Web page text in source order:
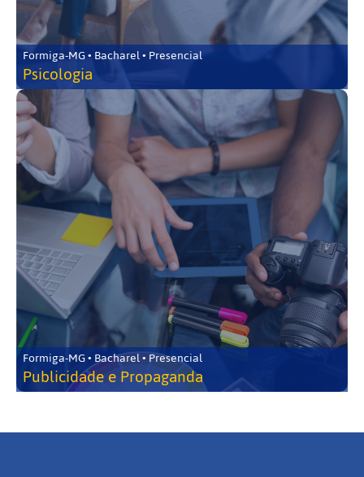
Formiga-MG • Bacharel • Presencial
Psicologia
Formiga-MG • Bacharel • Presencial
Publicidade e Propaganda